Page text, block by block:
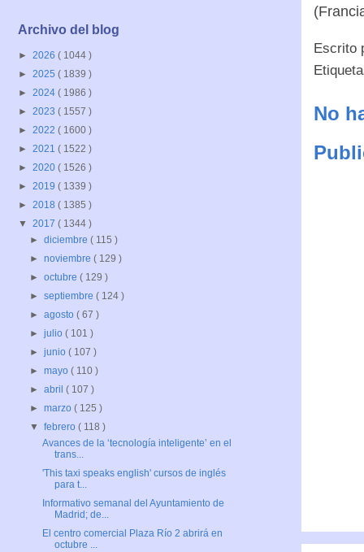
Escrito
No
Archivo del blog
► 2026 ( 1044 )
► 2025 ( 1839 )
► 2024 ( 1986 )
► 2023 ( 1557 )
► 2022 ( 1600 )
► 2021 ( 1522 )
► 2020 ( 1526 )
► 2019 ( 1339 )
► 2018 ( 1385 )
▼ 2017 ( 1344 )
►diciembre( 115 )
►noviembre( 129 )
►octubre( 129 )
►septiembre( 124 )
►agosto( 67 )
►julio( 101 )
►junio( 107 )
►mayo( 110 )
►abril( 107 )
►marzo( 125 )
▼febrero( 118 )
Avances de la ‘tecnología inteligente’ en el
trans...
'This taxi speaks english' cursos de inglés
para t...
Informativo semanal del Ayuntamiento de
Madrid; de...
El centro comercial Plaza Río 2 abrirá en
octubre ...